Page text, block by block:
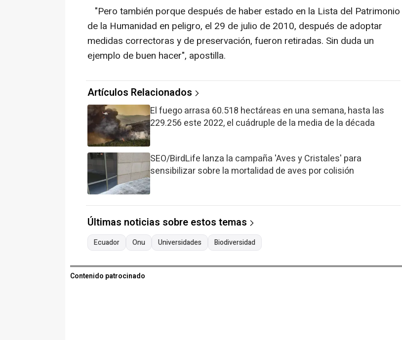
"Pero también porque después de haber estado en la Lista del Patrimonio
de la Humanidad en peligro, el 29 de julio de 2010, después de adoptar
medidas correctoras y de preservación, fueron retiradas. Sin duda un
ejemplo de buen hacer", apostilla.
Artículos Relacionados
El fuego arrasa 60.518 hectáreas en una semana, hasta las
229.256 este 2022, el cuádruple de la media de la década
SEO/BirdLife lanza la campaña 'Aves y Cristales' para
sensibilizar sobre la mortalidad de aves por colisión
Últimas noticias sobre estos temas
Ecuador Onu Universidades Biodiversidad
Contenido patrocinado